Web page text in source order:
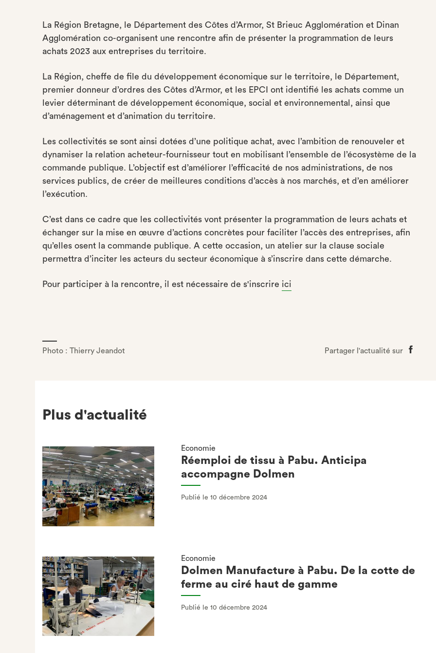
La Région Bretagne, le Département des Côtes d’Armor, St Brieuc Agglomération et Dinan
Agglomération co-organisent une rencontre afin de présenter la programmation de leurs
achats 2023 aux entreprises du territoire.
La Région, cheffe de file du développement économique sur le territoire, le Département,
premier donneur d’ordres des Côtes d’Armor, et les EPCI ont identifié les achats comme un
levier déterminant de développement économique, social et environnemental, ainsi que
d’aménagement et d’animation du territoire.
Les collectivités se sont ainsi dotées d’une politique achat, avec l’ambition de renouveler et
dynamiser la relation acheteur-fournisseur tout en mobilisant l’ensemble de l’écosystème de la
commande publique. L’objectif est d’améliorer l’efficacité de nos administrations, de nos
services publics, de créer de meilleures conditions d’accès à nos marchés, et d’en améliorer
l’exécution.
C’est dans ce cadre que les collectivités vont présenter la programmation de leurs achats et
échanger sur la mise en œuvre d’actions concrètes pour faciliter l’accès des entreprises, afin
qu’elles osent la commande publique. A cette occasion, un atelier sur la clause sociale
permettra d’inciter les acteurs du secteur économique à s’inscrire dans cette démarche.
Pour participer à la rencontre, il est nécessaire de s'inscrire ici
Photo : Thierry Jeandot Partager l'actualité sur
Plus d'actualité
Economie
Réemploi de tissu à Pabu. Anticipa
accompagne Dolmen
Publié le 10 décembre 2024
Economie
Dolmen Manufacture à Pabu. De la cotte de
ferme au ciré haut de gamme
Publié le 10 décembre 2024